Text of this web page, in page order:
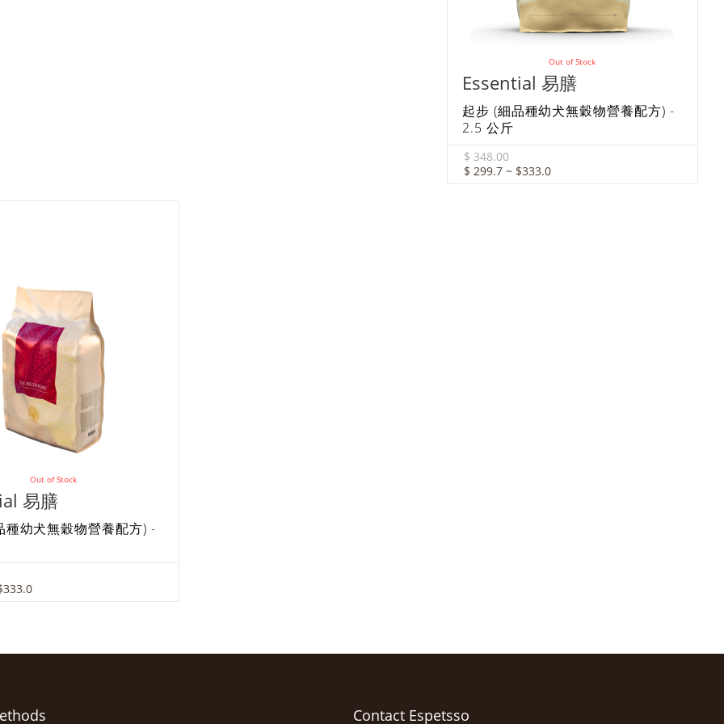
Out of Stock
Essential 易膳
起步 (細品種幼犬無穀物營養配方) -
2.5 公斤
$ 348.00
$ 299.7 ~ $333.0
Out of Stock
易膳
種幼犬無穀物營養配方) -
Contact Espetsso